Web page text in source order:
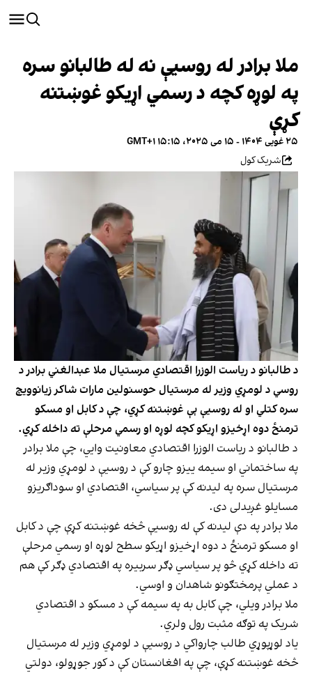
ملا برادر له روسیې نه له طالبانو سره
په لوړه کچه د رسمي اړیکو غوښتنه
کړې
۲۵ غویی ۱۴۰۴ - ۱۵ می ۲۰۲۵، ۱۵:۱۵ GMT+۱
شریک کول
د طالبانو د ریاست الوزرا اقتصادي مرستیال ملا عبدالغني برادر د
روسي د لومړي وزیر له مرستیال حوسنولین مارات شاکر زیانوویچ
سره کتلي او له روسیې ېې غوښتنه کړي، چې د کابل او مسکو
ترمنځ دوه اړخیزو اړیکو کچه لوړه او رسمي مرحلې ته داخله کړي.
د طالبانو د ریاست الوزرا اقتصادي معاونیت وايي، چې ملا برادر
په ساختماني او سیمه ییزو چارو کې د روسیې د لومړي وزیر له
مرستیال سره په لیدنه کې پر سیاسي، اقتصادي او سوداګریزو
مسایلو غږیدلی دی.
ملا برادر په دې لیدنه کې له روسیې څخه غوښتنه کړې چې د کابل
او مسکو ترمنځ د دوه اړخیزو اړیکو سطح لوړه او رسمي مرحلې
ته داخله کړي څو پر سیاسي ډګر سربیره په اقتصادي ډګر کې هم
د عملي پرمختګونو شاهدان و اوسي.
ملا برادر ویلي، چې کابل به په سیمه کې د مسکو د اقتصادي
شریک په توګه مثبت رول ولري.
یاد لوړپوړي طالب چارواکي د روسیې د لومړي وزیر له مرستیال
څخه غوښتنه کړې، چې په افغانستان کې د کور جوړولو، دولتي